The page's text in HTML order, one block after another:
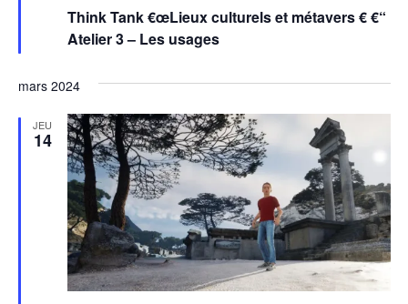
Think Tank €œLieux culturels et métavers € €“
Atelier 3 – Les usages
avant
mars 2024
JEU
14